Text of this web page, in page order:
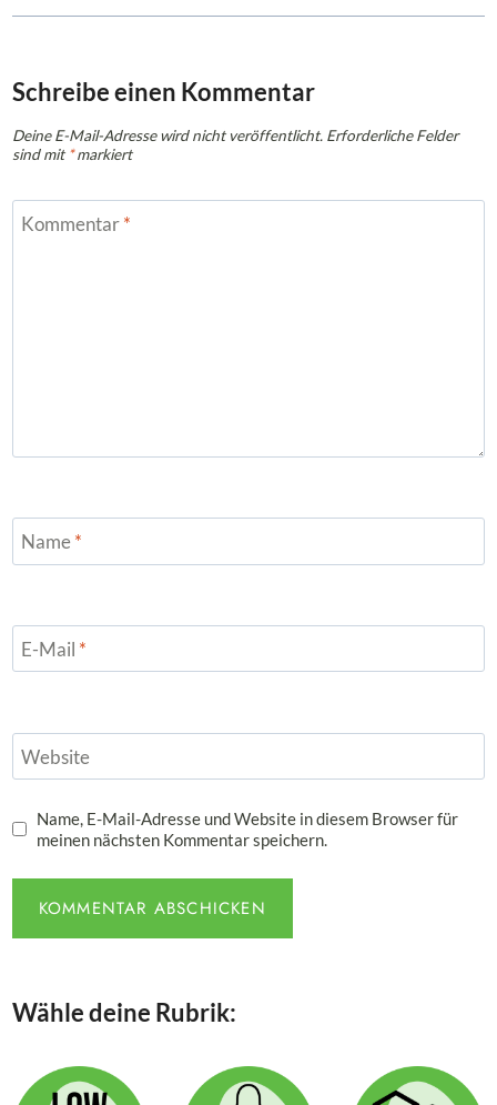
Schreibe einen Kommentar
Deine E-Mail-Adresse wird nicht veröffentlicht. Erforderliche Felder
sind mit*markiert
Kommentar*
Name*
E-Mail *
Website
Name, E-Mail-Adresse und Website in diesem Browser für
meinen nächsten Kommentar speichern.
Wähle deine Rubrik: